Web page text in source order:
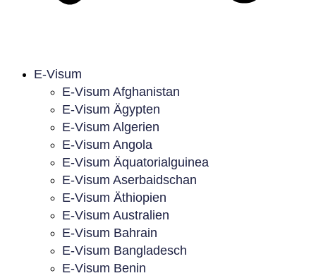
E-Visum
E-Visum Afghanistan
E-Visum Ägypten
E-Visum Algerien
E-Visum Angola
E-Visum Äquatorialguinea
E-Visum Aserbaidschan
E-Visum Äthiopien
E-Visum Australien
E-Visum Bahrain
E-Visum Bangladesch
E-Visum Benin